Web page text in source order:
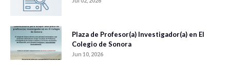
Plaza de Profesor(a) Investigador(a) en El
Colegio de Sonora
Jun 10, 2026